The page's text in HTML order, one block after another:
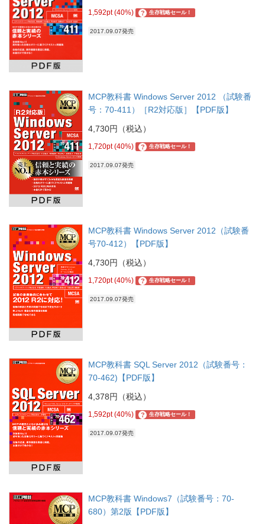
1,592pt (40%) ? 生存戦略セール！
2017.09.07発売
MCP教科書 Windows Server 2012 （試験番
号：70-411）［R2対応版］【PDF版】
4,730円（税込）
1,720pt (40%) ? 生存戦略セール！
2017.09.07発売
MCP教科書 Windows Server 2012（試験番
号70-412）【PDF版】
4,730円（税込）
1,720pt (40%) ? 生存戦略セール！
2017.09.07発売
MCP教科書 SQL Server 2012（試験番号：
70-462)【PDF版】
4,378円（税込）
1,592pt (40%) ? 生存戦略セール！
2017.09.07発売
MCP教科書 Windows7（試験番号：70-
680）第2版【PDF版】